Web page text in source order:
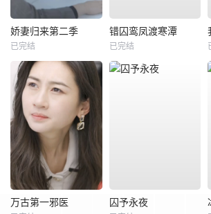
娇妻归来第二季
已完结
错囚鸾凤渡寒潭
已完结
万古第一邪医 囚予永夜